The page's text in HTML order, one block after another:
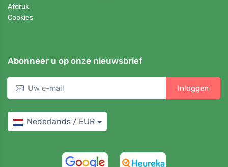
Afdruk
Cookies
Abonneer u op onze nieuwsbrief
Inloggen
Nederlands / EUR